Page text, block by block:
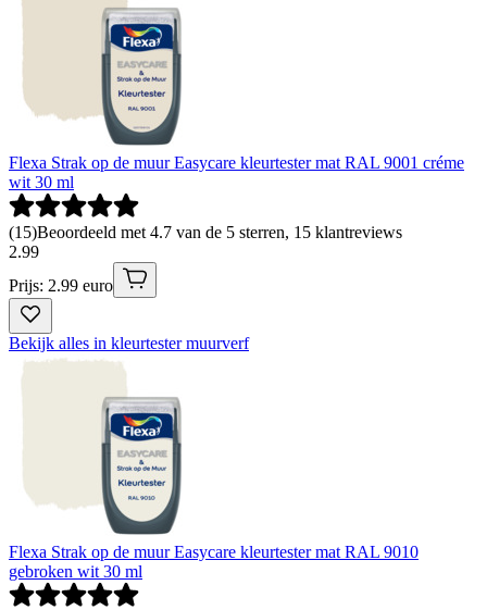
Flexa Strak op de muur Easycare kleurtester mat RAL 9001 créme
wit 30 ml
(15)Beoordeeld met 4.7 van de 5 sterren, 15 klantreviews
2.99
Prijs: 2.99 euro
Bekijk alles in kleurtester muurverf
Flexa Strak op de muur Easycare kleurtester mat RAL 9010
gebroken wit 30 ml